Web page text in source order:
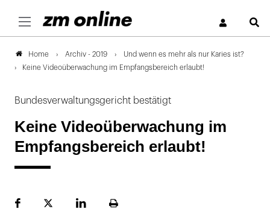
Home Archiv - 2019
Und wenn es mehr als nur Karies ist?
Keine Videoüberwachung im Empfangsbereich erlaubt!
Bundesverwaltungsgericht bestätigt
Keine Videoüberwachung im
Empfangsbereich erlaubt!
FacebookPlattformLinekdInSeite